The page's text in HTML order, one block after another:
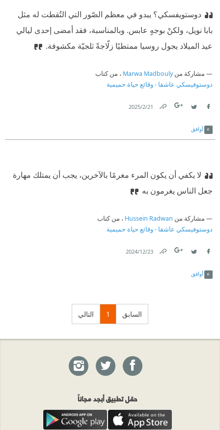
دوستويفسكي؟ يبدو في معظم الصّور التي التُقطت له مثل
بابا نويل، ولكنْ بوجهٍ عابس. وبالمناسبة، فقد أمضى إحدى ليالي
عيد الميلاد يجول روسيا ممتطيًا زلّاجةً ثلجيّة مكشوفة.
مشاركة منMarwa Madbouly ، من كتاب
دوستوفيسكي عاشقا - وقائع حياة حميمية
21‏/2‏/2025
أوافق
لا يكفي أن يكون المرء مغرمًا بالآخرين، يجب أن يمتلك مهارة
جعل الناس يغرمون به
مشاركة من Hussein Radwan ، من كتاب
دوستوفيسكي عاشقا - وقائع حياة حميمية
23‏/12‏/2024
أوافق
السابق 1 التالي
حمّل تطبيق أبجد مجاناً